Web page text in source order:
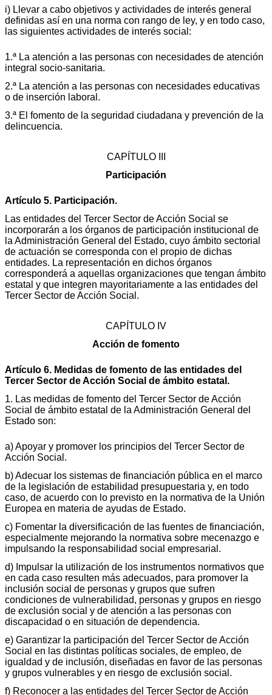
i) Llevar a cabo objetivos y actividades de interés general
definidas así en una norma con rango de ley, y en todo caso,
las siguientes actividades de interés social:
1.ª La atención a las personas con necesidades de atención
integral socio-sanitaria.
2.ª La atención a las personas con necesidades educativas
o de inserción laboral.
3.ª El fomento de la seguridad ciudadana y prevención de la
delincuencia.
CAPÍTULO III
Participación
Artículo 5. Participación.
Las entidades del Tercer Sector de Acción Social se
incorporarán a los órganos de participación institucional de
la Administración General del Estado, cuyo ámbito sectorial
de actuación se corresponda con el propio de dichas
entidades. La representación en dichos órganos
corresponderá a aquellas organizaciones que tengan ámbito
estatal y que integren mayoritariamente a las entidades del
Tercer Sector de Acción Social.
CAPÍTULO IV
Acción de fomento
Artículo 6. Medidas de fomento de las entidades del
Tercer Sector de Acción Social de ámbito estatal.
1. Las medidas de fomento del Tercer Sector de Acción
Social de ámbito estatal de la Administración General del
Estado son:
a) Apoyar y promover los principios del Tercer Sector de
Acción Social.
b) Adecuar los sistemas de financiación pública en el marco
de la legislación de estabilidad presupuestaria y, en todo
caso, de acuerdo con lo previsto en la normativa de la Unión
Europea en materia de ayudas de Estado.
c) Fomentar la diversificación de las fuentes de financiación,
especialmente mejorando la normativa sobre mecenazgo e
impulsando la responsabilidad social empresarial.
d) Impulsar la utilización de los instrumentos normativos que
en cada caso resulten más adecuados, para promover la
inclusión social de personas y grupos que sufren
condiciones de vulnerabilidad, personas y grupos en riesgo
de exclusión social y de atención a las personas con
discapacidad o en situación de dependencia.
e) Garantizar la participación del Tercer Sector de Acción
Social en las distintas políticas sociales, de empleo, de
igualdad y de inclusión, diseñadas en favor de las personas
y grupos vulnerables y en riesgo de exclusión social.
f) Reconocer a las entidades del Tercer Sector de Acción